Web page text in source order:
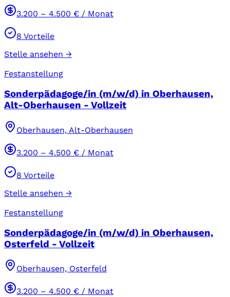
3.200 – 4.500 € / Monat
8 Vorteile
Stelle ansehen →
Festanstellung
Sonderpädagoge/in (m/w/d) in Oberhausen,
Alt-Oberhausen - Vollzeit
Oberhausen, Alt-Oberhausen
3.200 – 4.500 € / Monat
8 Vorteile
Stelle ansehen →
Festanstellung
Sonderpädagoge/in (m/w/d) in Oberhausen,
Osterfeld - Vollzeit
Oberhausen, Osterfeld
3.200 – 4.500 € / Monat